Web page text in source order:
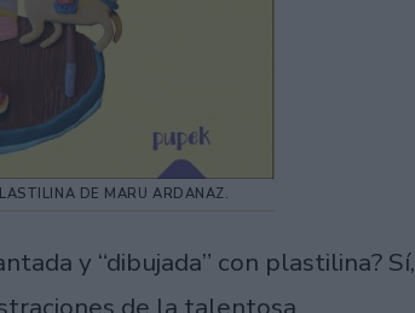
DE MARU ARDANAZ.
y “dibujada” con plastilina? Sí,